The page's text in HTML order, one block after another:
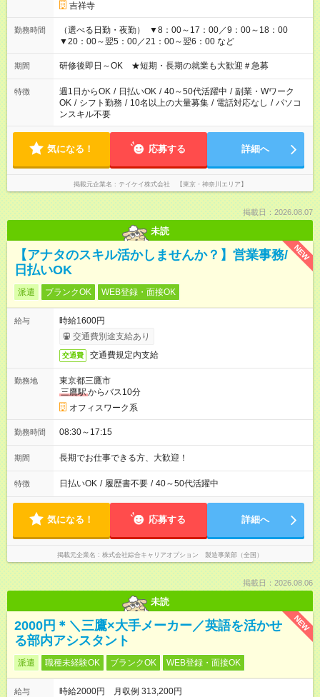
吉祥寺
勤務時間
（選べる日勤・夜勤） ▼8：00～17：00／9：00～18：00
▼20：00～翌5：00／21：00～翌6：00 など
期間 研修後即日～OK ★短期・長期の就業も大歓迎＃急募
特徴 週1日からOK / 日払いOK / 40～50代活躍中 / 副業・Wワーク
OK / シフト勤務 / 10名以上の大量募集 / 電話対応なし / パソコ
ンスキル不要
気になる！ 応募する 詳細へ
掲載元企業名 テイケイ株式会社 【東京・神奈川エリア】
掲載日：2026.08.07
未読
NEW
【アナタのスキル活かしませんか？】営業事務/
日払いOK
派遣 ブランクOK WEB登録・面接OK
給与
時給1600円
交通費別途支給あり
交通費 交通費規定内支給
勤務地
東京都三鷹市
三鷹駅からバス10分
オフィスワーク系
勤務時間 08:30～17:15
期間 長期でお仕事できる方、大歓迎！
特徴 日払いOK / 履歴書不要 / 40～50代活躍中
気になる！ 応募する 詳細へ
掲載元企業名 株式会社綜合キャリアオプション 製造事業部（全国）
掲載日：2026.08.06
未読
NEW
2000円＊＼三鷹×大手メーカー／英語を活かせ
る部内アシスタント
派遣 職種未経験OK ブランクOK WEB登録・面接OK
給与
時給2000円 月収例 313,200円